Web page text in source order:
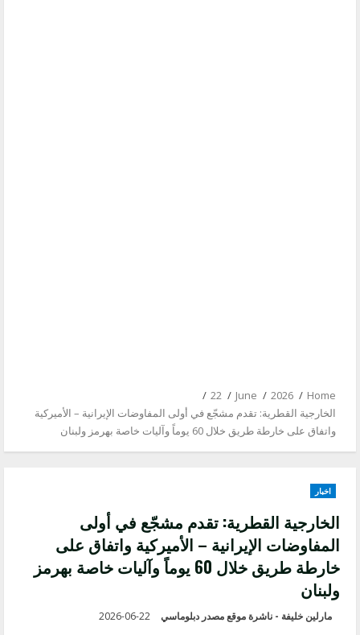
Home
2026
June
22
الخارجية القطرية: تقدم مشجّع في أولى المفاوضات الإيرانية – الأميركية
واتفاق على خارطة طريق خلال 60 يوماً وآليات خاصة بهرمز ولبنان
اخبار
الخارجية القطرية: تقدم مشجّع في أولى
المفاوضات الإيرانية – الأميركية واتفاق على
خارطة طريق خلال 60 يوماً وآليات خاصة بهرمز
ولبنان
مارلين خليفة - ناشرة موقع مصدر دبلوماسي 2026-06-22